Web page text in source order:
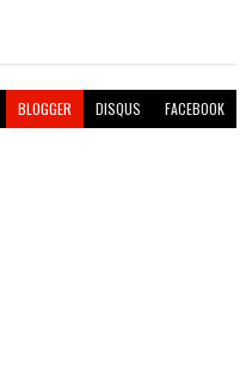
BLOGGER DISQUS FACEBOOK